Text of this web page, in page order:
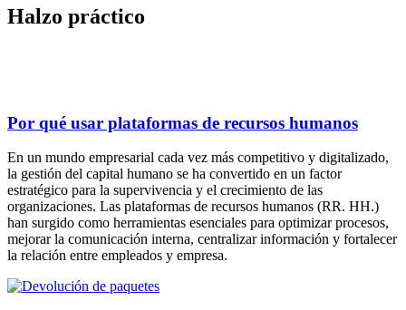
Halzo práctico
Por qué usar plataformas de recursos humanos
En un mundo empresarial cada vez más competitivo y digitalizado,
la gestión del capital humano se ha convertido en un factor
estratégico para la supervivencia y el crecimiento de las
organizaciones. Las plataformas de recursos humanos (RR. HH.)
han surgido como herramientas esenciales para optimizar procesos,
mejorar la comunicación interna, centralizar información y fortalecer
la relación entre empleados y empresa.